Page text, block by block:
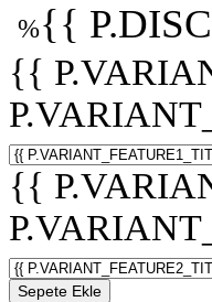
%{{
{{
{{
Sepete Ekle